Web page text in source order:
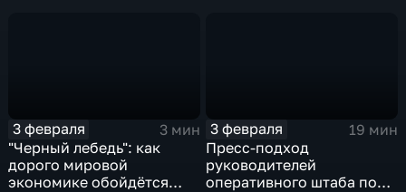
3 февраля
3 мин
"Черный лебедь": как
дорого мировой
экономике обойдётся
3 февраля
19 мин
Пресс-подход
руководителей
оперативного штаба по